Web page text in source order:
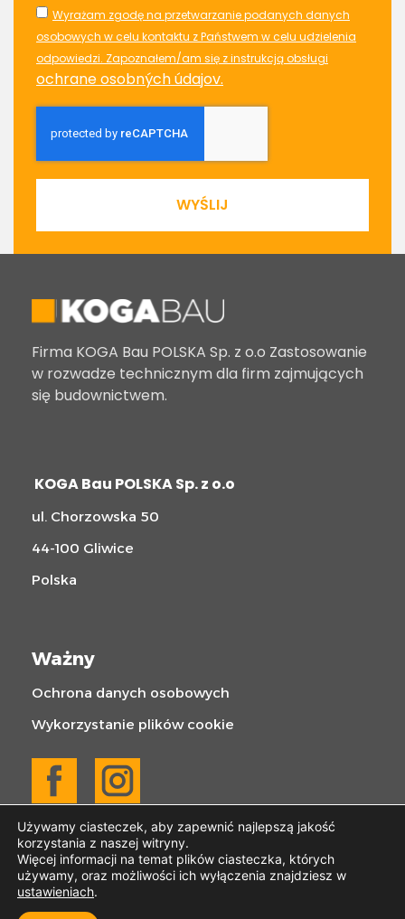
Wyrażam zgodę na przetwarzanie podanych danych
osobowych w celu kontaktu z Państwem w celu udzielenia
odpowiedzi. Zapoznałem/am się z instrukcją obsługi
ochrane osobných údajov.
WYŚLIJ
Firma KOGA Bau POLSKA Sp. z o.o Zastosowanie
w rozwadze technicznym dla firm zajmujących
się budownictwem.
KOGA Bau POLSKA Sp. z o.o
ul. Chorzowska 50
44-100 Gliwice
Polska
Ważny
Ochrona danych osobowych
Wykorzystanie plików cookie
© 2025 KOGABAU | Wszelkie prawa zastrzeżone
Używamy ciasteczek, aby zapewnić najlepszą jakość
korzystania z naszej witryny.
Więcej informacji na temat plików ciasteczka, których
używamy, oraz możliwości ich wyłączenia znajdziesz w
ustawieniach.